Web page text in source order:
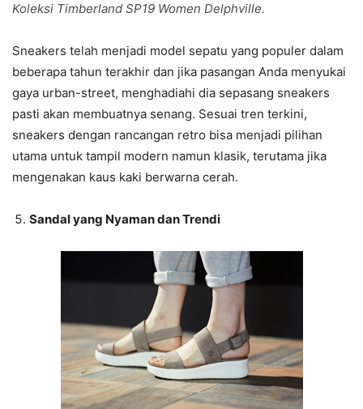
Koleksi Timberland SP19 Women Delphville.
Sneakers telah menjadi model sepatu yang populer dalam
beberapa tahun terakhir dan jika pasangan Anda menyukai
gaya urban-street, menghadiahi dia sepasang sneakers
pasti akan membuatnya senang. Sesuai tren terkini,
sneakers dengan rancangan retro bisa menjadi pilihan
utama untuk tampil modern namun klasik, terutama jika
mengenakan kaus kaki berwarna cerah.
Sandal yang Nyaman dan Trendi